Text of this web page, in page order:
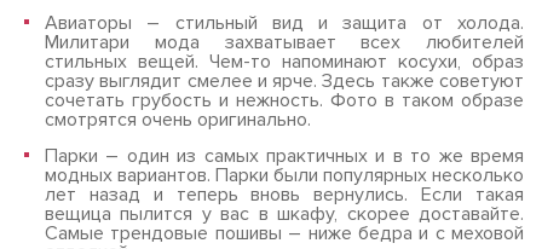
Авиаторы – стильный вид и защита от холода.
Милитари мода захватывает всех любителей
стильных вещей. Чем-то напоминают косухи, образ
сразу выглядит смелее и ярче. Здесь также советуют
сочетать грубость и нежность. Фото в таком образе
смотрятся очень оригинально.
Парки – один из самых практичных и в то же время
модных вариантов. Парки были популярных несколько
лет назад и теперь вновь вернулись. Если такая
вещица пылится у вас в шкафу, скорее доставайте.
Самые трендовые пошивы – ниже бедра и с меховой